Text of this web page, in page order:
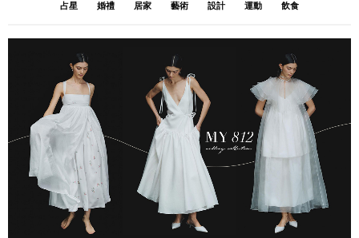
占星 婚禮 居家 藝術 設計 運動 飲食